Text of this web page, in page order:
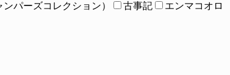
ンパーズコレクション） 古事記
エンマコオロ